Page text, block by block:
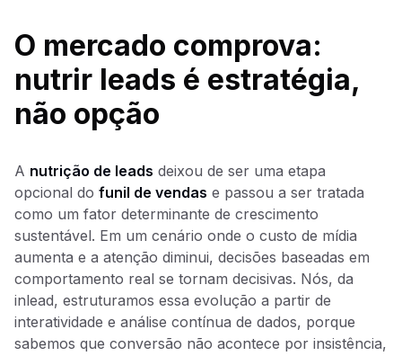
O mercado comprova:
nutrir leads é estratégia,
não opção
A nutrição de leads deixou de ser uma etapa
opcional do funil de vendas e passou a ser tratada
como um fator determinante de crescimento
sustentável. Em um cenário onde o custo de mídia
aumenta e a atenção diminui, decisões baseadas em
comportamento real se tornam decisivas. Nós, da
inlead, estruturamos essa evolução a partir de
interatividade e análise contínua de dados, porque
sabemos que conversão não acontece por insistência,